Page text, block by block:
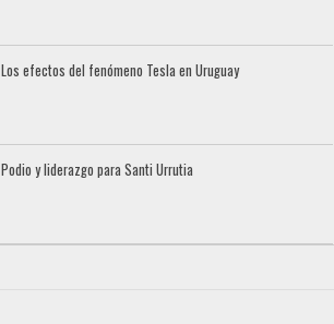
Los efectos del fenómeno Tesla en Uruguay
Podio y liderazgo para Santi Urrutia